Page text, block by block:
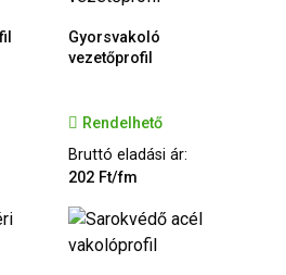
Gyorsvakoló
vezetőprofil
Rendelhető
Bruttó eladási ár:
202 Ft/fm